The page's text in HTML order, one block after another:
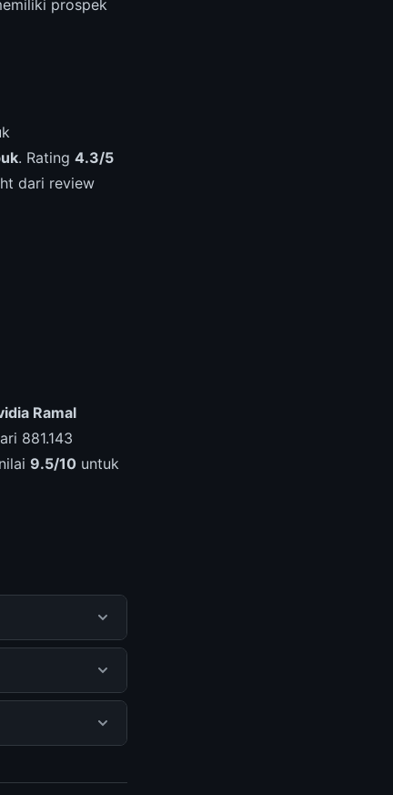
prospek
. Rating 4.3/5
dari review
Ramal
881.143
9.5/10 untuk
ada biaya